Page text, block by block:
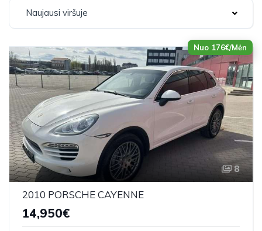
Naujausi viršuje
Nuo 176€/Mėn
8
2010 PORSCHE CAYENNE
14,950€